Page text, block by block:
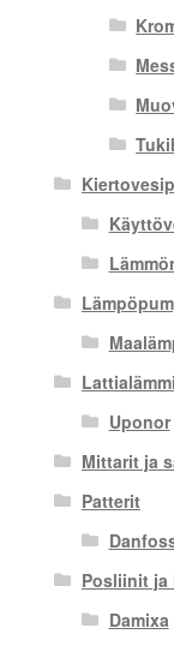
Uponor
Mittarit ja
Patterit
Posliinit ja
Damixa